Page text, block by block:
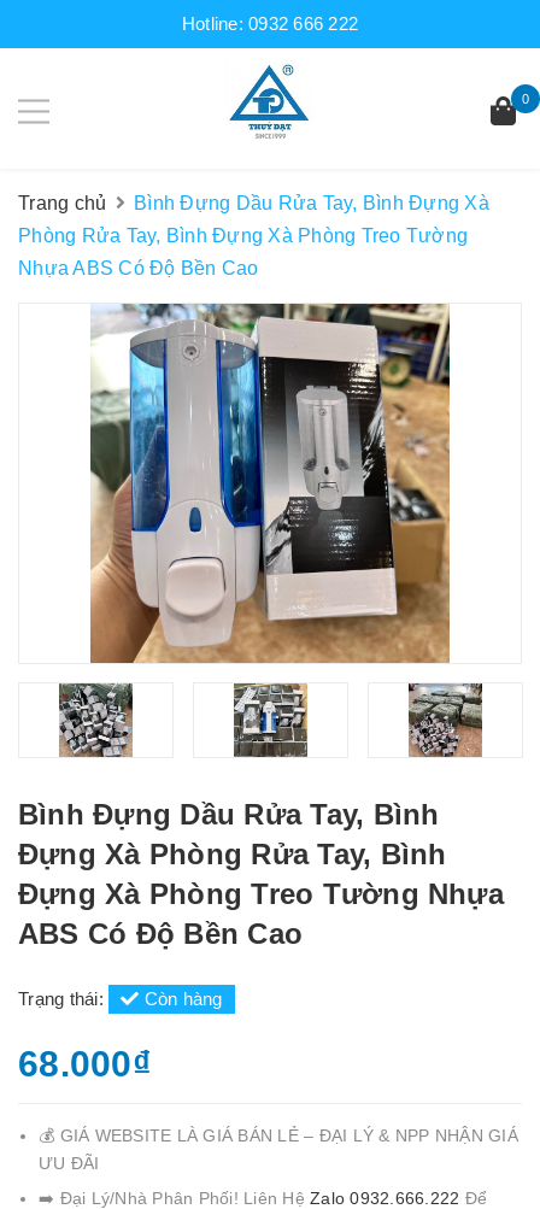
Hotline:0932 666 222
0
Trang chủ
Bình Đựng Dầu Rửa Tay, Bình Đựng Xà
Phòng Rửa Tay, Bình Đựng Xà Phòng Treo Tường
Nhựa ABS Có Độ Bền Cao
Bình Đựng Dầu Rửa Tay, Bình
Đựng Xà Phòng Rửa Tay, Bình
Đựng Xà Phòng Treo Tường Nhựa
ABS Có Độ Bền Cao
Trạng thái: Còn hàng
68.000₫
💰 GIÁ WEBSITE LÀ GIÁ BÁN LẺ – ĐẠI LÝ & NPP NHẬN GIÁ
ƯU ĐÃI
➡️ Đại Lý/Nhà Phân Phối! Liên Hệ Zalo 0932.666.222 Để